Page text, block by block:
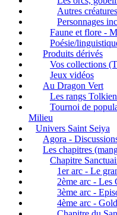
Autres
Personnages
Faune et flore -
Poésie/
Produits dérivés
Vos collections
Jeux vidéos
Au Dragon Vert
Les rangs
Tournoi de
Milieu
Univers Saint Seiya
Agora -
Les chapitres
Chapitre
1er arc - Le
2ème arc - Les
3ème arc -
4ème arc -